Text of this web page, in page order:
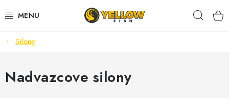
na
NOVINKY 2026
LETNÉ ZĽAVY
Silony
Nadvazcove silony